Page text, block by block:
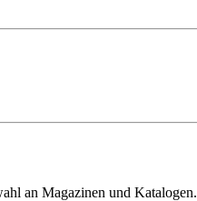
an Magazinen und Katalogen.